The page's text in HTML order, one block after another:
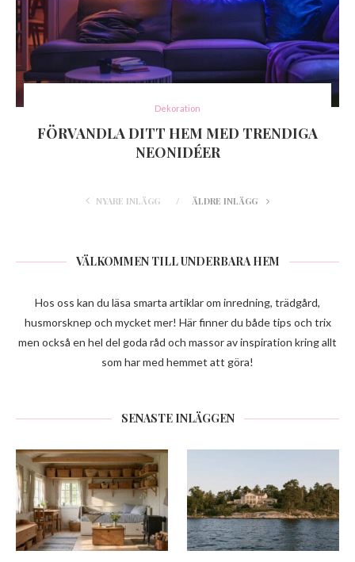
Dekoration
FÖRVANDLA DITT HEM MED TRENDIGA
NEONIDÉER
NYARE INLÄGG ÄLDRE INLÄGG
VÄLKOMMEN TILL UNDERBARA HEM
Hos oss kan du läsa smarta artiklar om inredning, trädgård,
husmorsknep och mycket mer! Här finner du både tips och trix
men också en hel del goda råd och massor av inspiration kring allt
som har med hemmet att göra!
SENASTE INLÄGGEN